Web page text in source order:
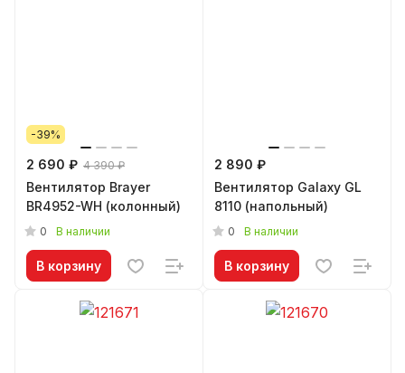
-39%
2 690 ₽ 4 390 ₽
Вентилятор Brayer
BR4952-WH (колонный)
0 В наличии
В корзину
2 890 ₽
Вентилятор Galaxy GL
8110 (напольный)
0 В наличии
В корзину